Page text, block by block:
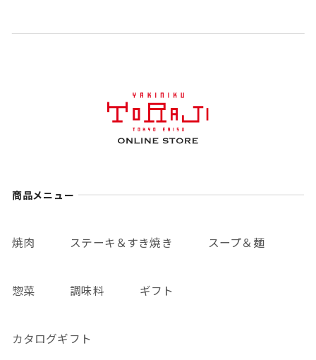
商品メニュー
焼肉 ステーキ＆すき焼き スープ＆麺
惣菜 調味料 ギフト
カタログギフト